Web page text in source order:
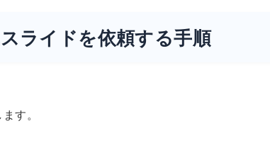
ライドを依頼する手順
す。